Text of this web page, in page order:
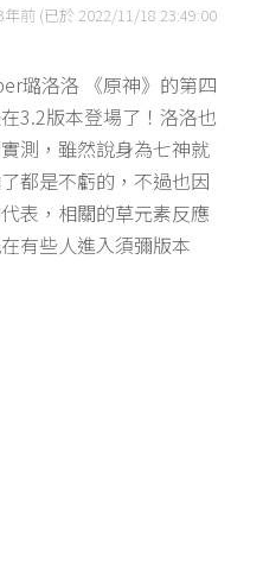
年前 (已於 2022/11/18 23:49:00
璐洛洛 《原神》的第四
3.2版本登場了！洛洛也
測，雖然說身為七神就
都是不虧的，不過也因
表，相關的草元素反應
有些人進入須彌版本